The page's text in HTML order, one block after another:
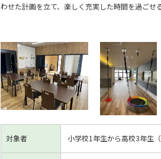
わせた計画を立て、楽しく充実した時間を過ごせ
対象者 小学校1年生から高校3年生